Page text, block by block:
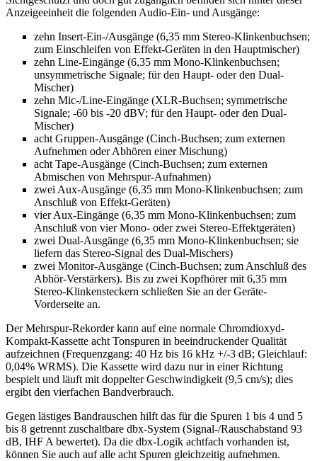
Anzeigeeinheit die folgenden Audio-Ein- und Ausgänge:
zehn Insert-Ein-/Ausgänge (6,35 mm Stereo-Klinkenbuchsen;
zum Einschleifen von Effekt-Geräten in den Hauptmischer)
zehn Line-Eingänge (6,35 mm Mono-Klinkenbuchsen;
unsymmetrische Signale; für den Haupt- oder den Dual-
Mischer)
zehn Mic-/Line-Eingänge (XLR-Buchsen; symmetrische
Signale; -60 bis -20 dBV; für den Haupt- oder den Dual-
Mischer)
acht Gruppen-Ausgänge (Cinch-Buchsen; zum externen
Aufnehmen oder Abhören einer Mischung)
acht Tape-Ausgänge (Cinch-Buchsen; zum externen
Abmischen von Mehrspur-Aufnahmen)
zwei Aux-Ausgänge (6,35 mm Mono-Klinkenbuchsen; zum
Anschluß von Effekt-Geräten)
vier Aux-Eingänge (6,35 mm Mono-Klinkenbuchsen; zum
Anschluß von vier Mono- oder zwei Stereo-Effektgeräten)
zwei Dual-Ausgänge (6,35 mm Mono-Klinkenbuchsen; sie
liefern das Stereo-Signal des Dual-Mischers)
zwei Monitor-Ausgänge (Cinch-Buchsen; zum Anschluß des
Abhör-Verstärkers). Bis zu zwei Kopfhörer mit 6,35 mm
Stereo-Klinkensteckern schließen Sie an der Geräte-
Vorderseite an.
Der Mehrspur-Rekorder kann auf eine normale Chromdioxyd-
Kompakt-Kassette acht Tonspuren in beeindruckender Qualität
aufzeichnen (Frequenzgang: 40 Hz bis 16 kHz +/-3 dB; Gleichlauf:
0,04% WRMS). Die Kassette wird dazu nur in einer Richtung
bespielt und läuft mit doppelter Geschwindigkeit (9,5 cm/s); dies
ergibt den vierfachen Bandverbrauch.
Gegen lästiges Bandrauschen hilft das für die Spuren 1 bis 4 und 5
bis 8 getrennt zuschaltbare dbx-System (Signal-/Rauschabstand 93
dB, IHF A bewertet). Da die dbx-Logik achtfach vorhanden ist,
können Sie auch auf alle acht Spuren gleichzeitig aufnehmen.